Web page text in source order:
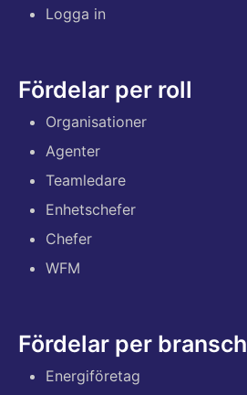
Logga in
Fördelar per roll
Organisationer
Agenter
Teamledare
Enhetschefer
Chefer
WFM
Fördelar per bransch
Energiföretag